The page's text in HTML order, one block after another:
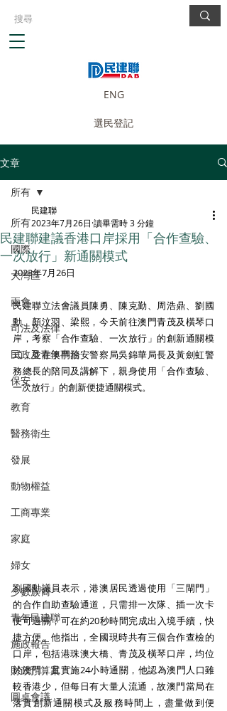
ENG
選民登記
文章
所有
國際
大灣區
兩會
司法及法律
民政及青年事務
保安
教育
醫務衛生
發展
動物權益
工商專業
家庭
婦女
少數族裔
青年民建聯
施政報告
財政預算案
圓桌會議
所有
民建聯建議香港口岸採用「合作查驗、
一次放行」新通關模式
民建聯
2023年7月26日 讀畢需時 3 分鐘
2023年7月26日
民建聯立法會議員陳勇、陳克勤、周浩鼎、劉國
勳、顏汶羽、梁熙，今天前往澳門青茂及橫琴口
岸，考察「合作查驗、一次放行」的創新通關模
式，並在澳門治安警察局吳錦華局長及黃劍虹警
務總長的陪同及講解下，親身使用「合作查驗、
一次放行」的創新便捷通關模式。
劉國勳議員表示，港澳居民透過使用「三閘門」
的合作自助查驗通道，只需排一次隊、插一次卡
便可過關，可在約20秒時間完成出入境手續，快
捷方便。他指出，全國現時共有三個合作查檢的
口岸，包括港珠澳大橋、青茂及橫琴口岸，均位
於澳門，且實施24小時通關，他認為澳門人口雖
較香港少，但每日有大量人流通，故澳門當局在
落實創新通關模式及服務時間上，盡量做到便